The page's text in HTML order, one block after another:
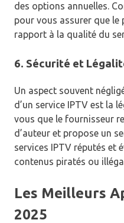
des options annuelles.
pour vous assurer que
rapport à la qualité du
6. Sécurité et
Un aspect souvent
d’un service IPTV est la
vous que le fournisseur
d’auteur et propose un
services IPTV réputés et
contenus piratés ou
Les Meilleurs
2025